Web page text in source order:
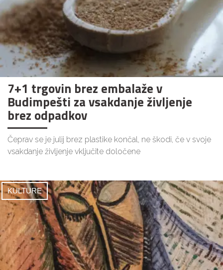
7+1 trgovin brez embalaže v
Budimpešti za vsakdanje življenje
brez odpadkov
Čeprav se je julij brez plastike končal, ne škodi, če v svoje
vsakdanje življenje vključite določene
KULTURE